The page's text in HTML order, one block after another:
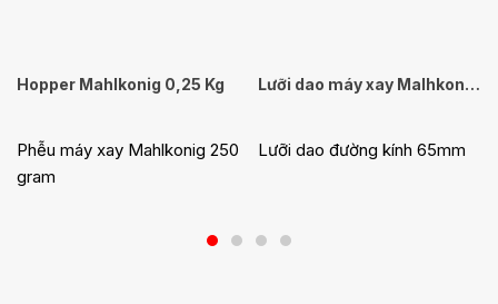
Hopper Mahlkonig 0,25 Kg
Phễu máy xay Mahlkonig 250
gram
Lưỡi dao máy xay Malhkonig E65S
Lưỡi dao đường kính 65mm